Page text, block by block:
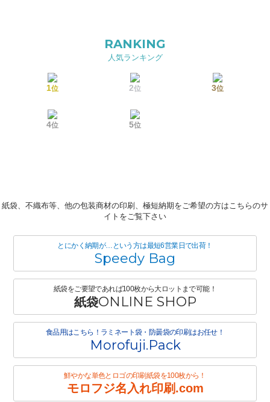
RANKING
人気ランキング
1位 2位 3位
4位 5位
紙袋、不織布等、他の包装商材の印刷、極短納期をご希望の方はこちらのサ
イトをご覧下さい
とにかく納期が…という方は最短6営業日で出荷！
Speedy Bag
紙袋をご要望であれば100枚から大ロットまで可能！
紙袋ONLINE SHOP
食品用はこちら！ラミネート袋・防曇袋の印刷はお任せ！
Morofuji.Pack
鮮やかな単色とロゴの印刷紙袋を100枚から！
モロフジ名入れ印刷.com